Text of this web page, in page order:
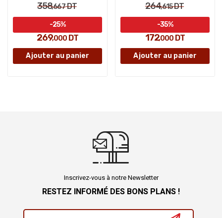
358,667DT
269,000 DT
-25%
Ajouter au panier
264,615DT
172,000 DT
-35%
Ajouter au panier
Inscrivez-vous à notre Newsletter
RESTEZ INFORMÉ DES BONS PLANS !